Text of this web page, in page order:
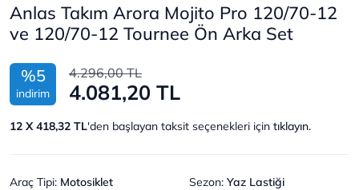
Anlas Takım Arora Mojito Pro 120/70-12
ve 120/70-12 Tournee Ön Arka Set
%5
indirim
4.296,00 TL
4.081,20 TL
12 X 418,32 TL'den başlayan taksit seçenekleri için tıklayın.
Araç Tipi: Motosiklet Sezon: Yaz Lastiği